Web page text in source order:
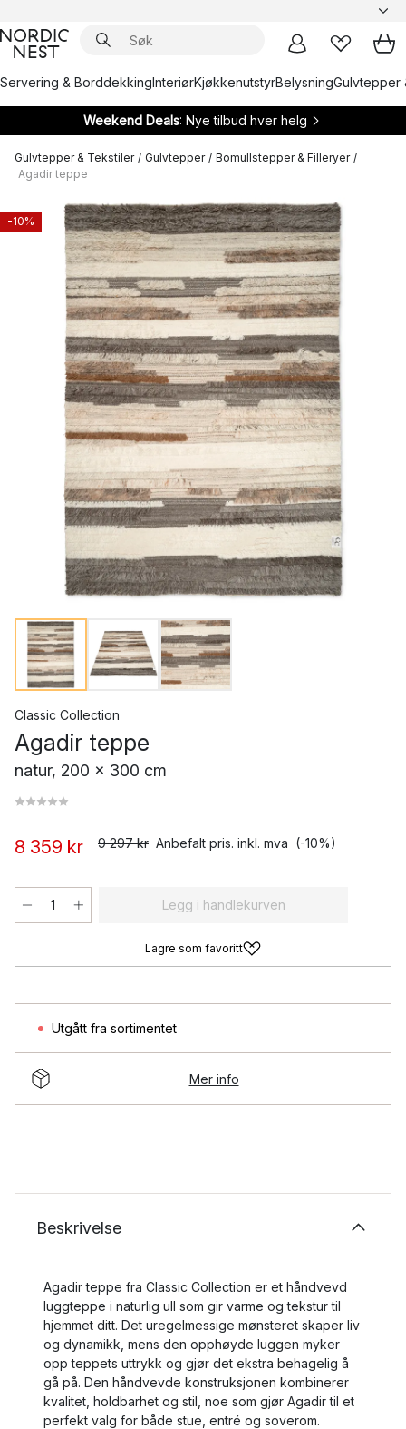
Servering & BorddekkingInteriørKjøkkenutstyrBelysningGulvtepper
Weekend Deals: Nye tilbud hver helg
Gulvtepper & Tekstiler / Gulvtepper / Bomullstepper & Filleryer /
Agadir teppe
-10%
Classic Collection
Agadir teppe
natur, 200 x 300 cm
8 359 kr 9 297 kr Anbefalt pris. inkl. mva (-10%)
Legg i handlekurven
Lagre som favoritt
Utgått fra sortimentet
Mer info
Beskrivelse
Agadir teppe fra Classic Collection er et håndvevd
luggteppe i naturlig ull som gir varme og tekstur til
hjemmet ditt. Det uregelmessige mønsteret skaper liv
og dynamikk, mens den opphøyde luggen myker
opp teppets uttrykk og gjør det ekstra behagelig å
gå på. Den håndvevde konstruksjonen kombinerer
kvalitet, holdbarhet og stil, noe som gjør Agadir til et
perfekt valg for både stue, entré og soverom.